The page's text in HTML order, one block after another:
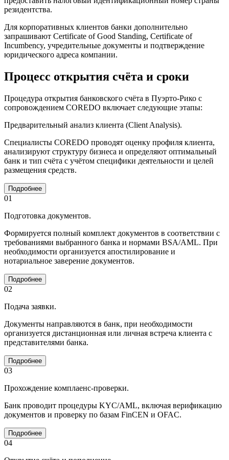
резидентства.
Для корпоративных клиентов банки дополнительно
запрашивают Certificate of Good Standing, Certificate of
Incumbency, учредительные документы и подтверждение
юридического адреса компании.
Процесс открытия счёта и сроки
Процедура открытия банковского счёта в Пуэрто-Рико с
сопровождением COREDO включает следующие этапы:
Предварительный анализ клиента (Client Analysis).
Специалисты COREDO проводят оценку профиля клиента,
анализируют структуру бизнеса и определяют оптимальный
банк и тип счёта с учётом специфики деятельности и целей
размещения средств.
Подробнее
01
Подготовка документов.
Формируется полный комплект документов в соответствии с
требованиями выбранного банка и нормами BSA/AML. При
необходимости организуется апостилирование и
нотариальное заверение документов.
Подробнее
02
Подача заявки.
Документы направляются в банк, при необходимости
организуется дистанционная или личная встреча клиента с
представителями банка.
Подробнее
03
Прохождение комплаенс-проверки.
Банк проводит процедуры KYC/AML, включая верификацию
документов и проверку по базам FinCEN и OFAC.
Подробнее
04